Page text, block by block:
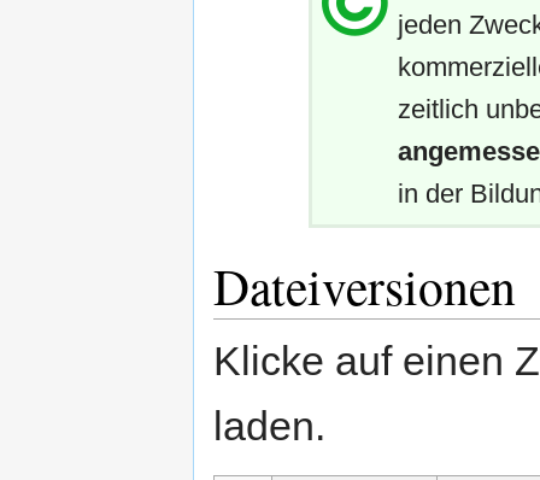
jeden
zeitlich
in der
Dateiversionen
Klicke auf einen
laden.